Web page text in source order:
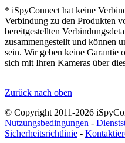
* iSpyConnect hat keine
Verbindung zu den Produkten
bereitgestellten
zusammengestellt und können
sein. Wir geben keine Garantie
sich mit Ihren Kameras über
Zurück nach oben
© Copyright 2011-2026
Nutzungsbedingungen -
Sicherheitsrichtlinie -